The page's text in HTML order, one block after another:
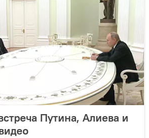
Путина, Алиева и